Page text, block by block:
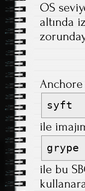
OS
altında
syft
ile
grype
ile bu